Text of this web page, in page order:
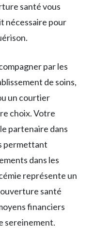
santé vous
nécessaire pour
par les
de soins,
un courtier
choix. Votre
partenaire dans
permettant
dans les
représente un
santé
financiers
sereinement.